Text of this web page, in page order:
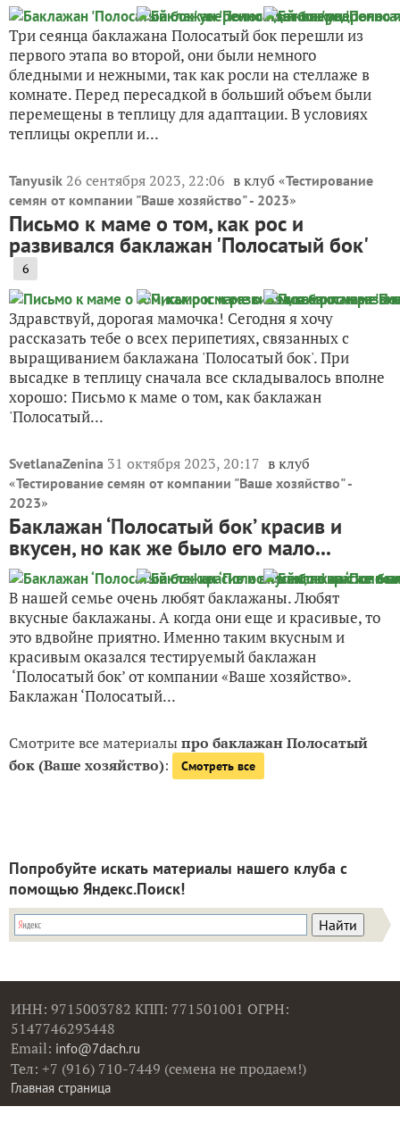
Три сеянца баклажана Полосатый бок перешли из
первого этапа во второй, они были немного
бледными и нежными, так как росли на стеллаже в
комнате. Перед пересадкой в больший объем были
перемещены в теплицу для адаптации. В условиях
теплицы окрепли и...
Tanyusik 26 сентября 2023, 22:06 в клуб «Тестирование
семян от компании "Ваше хозяйство" - 2023»
Письмо к маме о том, как рос и
развивался баклажан 'Полосатый бок'
6
Здравствуй, дорогая мамочка! Сегодня я хочу
рассказать тебе о всех перипетиях, связанных с
выращиванием баклажана 'Полосатый бок'. При
высадке в теплицу сначала все складывалось вполне
хорошо: Письмо к маме о том, как баклажан
'Полосатый...
SvetlanaZenina 31 октября 2023, 20:17 в клуб
«Тестирование семян от компании "Ваше хозяйство" -
2023»
Баклажан ‘Полосатый бок’ красив и
вкусен, но как же было его мало...
В нашей семье очень любят баклажаны. Любят
вкусные баклажаны. А когда они еще и красивые, то
это вдвойне приятно. Именно таким вкусным и
красивым оказался тестируемый баклажан
‘Полосатый бок’ от компании «Ваше хозяйство».
Баклажан ‘Полосатый...
Смотрите все материалыпро баклажан Полосатый
бок (Ваше хозяйство): Смотреть все
Попробуйте искать материалы нашего клуба с
помощью Яндекс.Поиск!
ИНН: 9715003782 КПП: 771501001 ОГРН:
5147746293448
Email: info@7dach.ru
Тел: +7 (916) 710-7449 (семена не продаем!)
Главная страница
Сейчас публикуют